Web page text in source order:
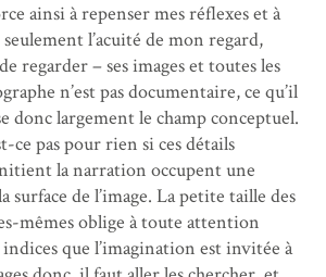
ainsi à repenser mes réflexes et à
l’acuité de mon regard,
regarder – ses images et toutes les
n’est pas documentaire, ce qu’il
donc largement le champ conceptuel.
ce pas pour rien si ces détails
la narration occupent une
surface de l’image. La petite taille des
mêmes oblige à toute attention
que l’imagination est invitée à